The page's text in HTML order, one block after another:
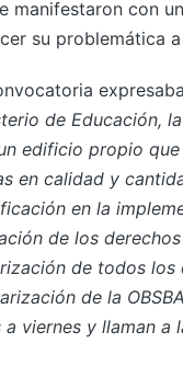
manifestaron con
su problemática
de Educación,
edificio propio que
en calidad y
en la
de los
de todos los
de la
a viernes y llaman a